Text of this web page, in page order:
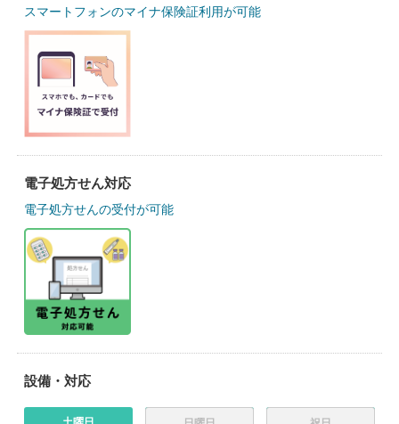
スマートフォンのマイナ保険証利用が可能
電子処方せん対応
電子処方せんの受付が可能
設備・対応